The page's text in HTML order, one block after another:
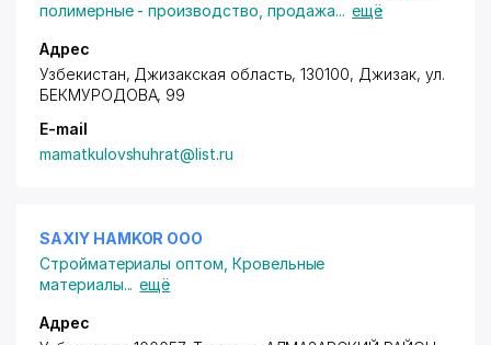
полимерные - производство, продажа... ещё
Адрес
Узбекистан, Джизакская область, 130100, Джизак, ул.
БЕКМУРОДОВА, 99
E-mail
mamatkulovshuhrat@list.ru
SAXIY HAMKOR ООО
Стройматериалы оптом Кровельные
материалы... ещё
Адрес